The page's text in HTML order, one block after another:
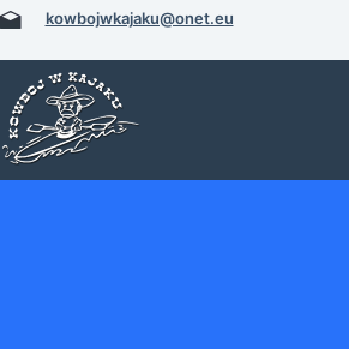
Przejdź
treści
kowbojwkajaku@onet.eu